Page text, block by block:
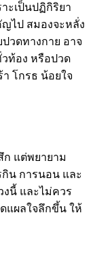
ะเป็นปฏิกิริยา
ไป สมองจะหลั่ง
วดทางกาย อาจ
ท้อง หรือปวด
โกรธ น้อยใจ
ก แต่พยายาม
น การนอน และ
นี้ และไม่ควร
แผลใจลึกขึ้น ให้